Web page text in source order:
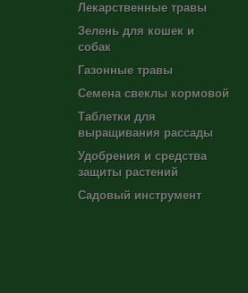
Лекарственные травы
Зелень для кошек и
собак
Газонные травы
Семена свеклы кормовой
Таблетки для
выращивания рассады
Удобрения и средства
защиты растений
Садовый инструмент